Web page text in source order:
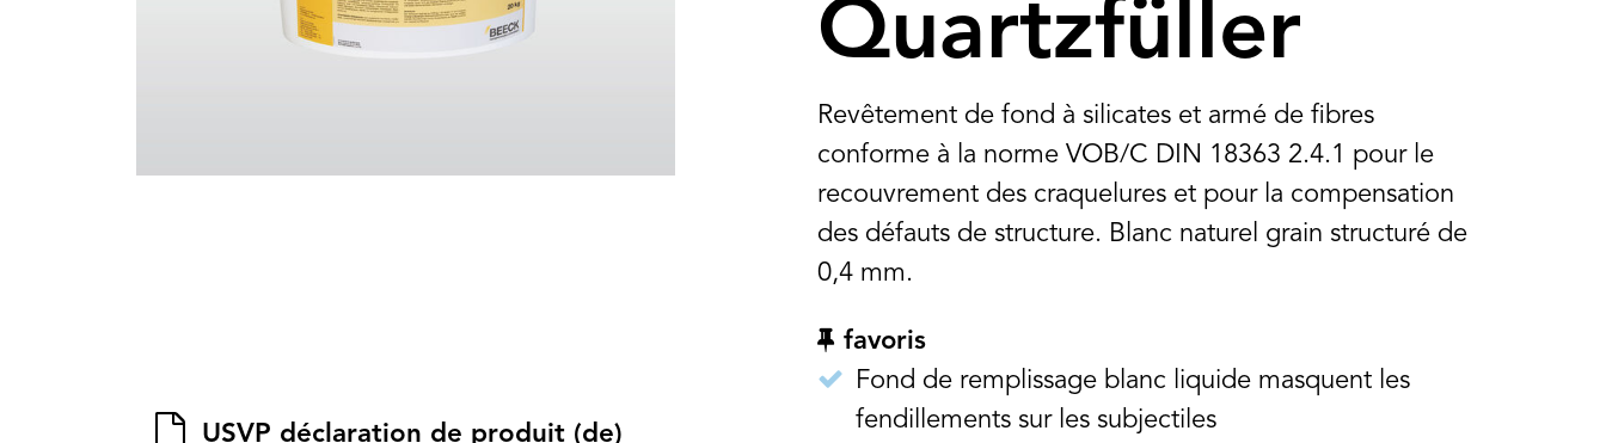
Quartzfüller
Revêtement de fond à silicates et armé de fibres
conforme à la norme VOB/C DIN 18363 2.4.1 pour le
recouvrement des craquelures et pour la compensation
des défauts de structure. Blanc naturel grain structuré de
0,4 mm.
favoris
USVP déclaration de produit (de)
Fond de remplissage blanc liquide masquent les
fendillements sur les subjectiles